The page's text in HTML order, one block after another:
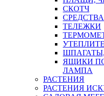
СКОТЧ
ТЕЛЕЖКИ
ЯЩИКИ
ЛАМПА
РАСТЕНИЯ
РАСТЕНИЯ